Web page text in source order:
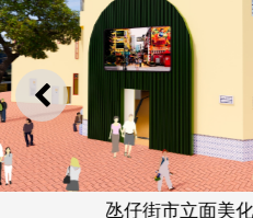
上一則